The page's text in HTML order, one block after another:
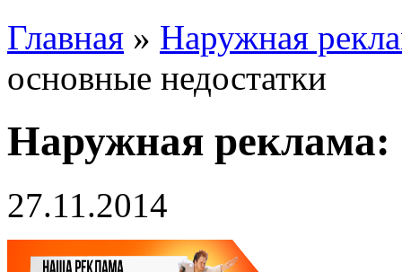
Главная » Наружная
основные недостатки
Наружная реклама:
27.11.2014